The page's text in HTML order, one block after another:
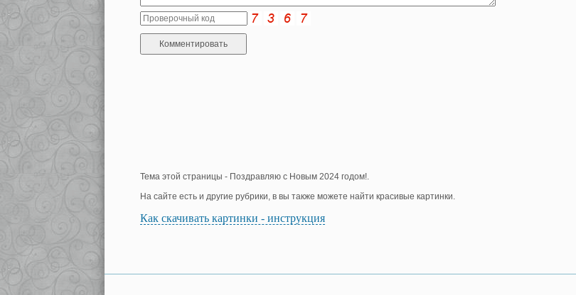
Тема этой страницы - Поздравляю с Новым 2024 годом!.
На сайте есть и другие рубрики, в вы также можете найти красивые картинки.
Как скачивать картинки - инструкция